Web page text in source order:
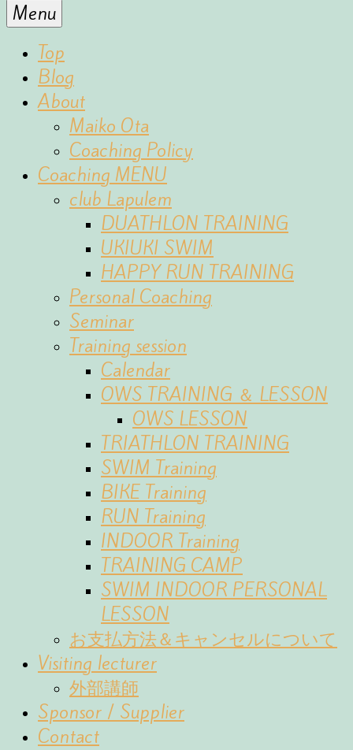
for
the
sports
Menu
Top
Blog
About
Maiko Ota
Coaching Policy
Coaching MENU
club Lapulem
DUATHLON TRAINING
UKIUKI SWIM
HAPPY RUN TRAINING
Personal Coaching
Seminar
Training session
Calendar
OWS TRAINING ＆ LESSON
OWS LESSON
TRIATHLON TRAINING
SWIM Training
BIKE Training
RUN Training
INDOOR Training
TRAINING CAMP
SWIM INDOOR PERSONAL
LESSON
お支払方法＆キャンセルについて
Visiting lecturer
外部講師
Sponsor / Supplier
Contact